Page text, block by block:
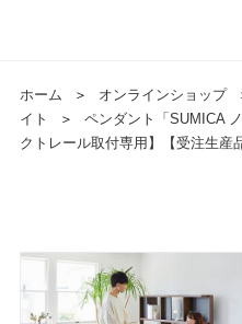
ホーム ＞ オンラインショップ
イト
＞
ペンダント「SUMICA
クトレール取付専用】【受注生産